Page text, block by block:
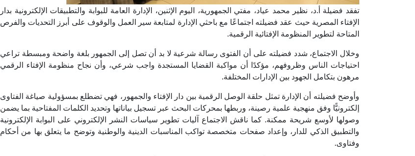
تفقد فضيلة أ.د، نظير محمد عياد، مفتي الجمهورية، اليوم الإثنين، الإدارة العامة للبوابة والتطبيقات الإلكترونية بدار
الإفتاء المصرية حيث عقد فضيلته اجتماعًا مع باحثي الإدارة لمتابعة سير العمل والوقوف على أبرز التحديات والفرص
المتاحة لتطوير المنظومة الإفتائية الرقمية.
وخلال الاجتماع، شدد فضيلته على أن الفتوى رسالة شرعية لا بد أن تصل إلى الجمهور بلغة واضحة ومبسطة تراعي
احتياجات الناس وظروفهم، مؤكدًا أن مواكبة القضايا المستجدة واجب شرعي، وأن نجاح منظومة الإفتاء الرقمي
مرهون بتكامل الجهود بين الإدارات المختلفة.
وأوضح فضيلته أن الإدارة تمثل حلقة الوصل الرقمية بين دار الإفتاء والجمهور، فهي تضطلع بمسؤولية صياغة الفتاوى
إلكترونيًّا وفق منهجية علمية رصينة، وربطها بمحركات البحث عبر تسجيل بياناتها وتحديد الكلمات المفتاحية بما يضمن
وصولها لأوسع شريحة ممكنة. كما ناقش الاجتماع آليات تطوير سياسات النشر الإلكتروني على البوابة الإلكترونية
والتطبيق الذكي للدار، وإعداد صفحات متخصصة تواكب المناسبات الدينية والوطنية وتوضح ما يتعلق بها من أحكام
وفتاوى.